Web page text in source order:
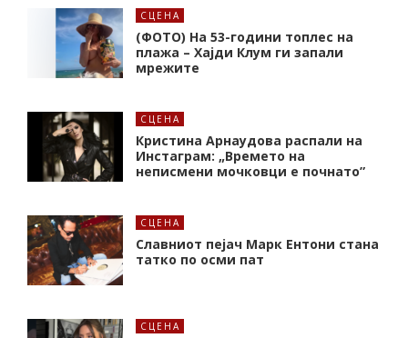
СЦЕНА
(ФОТО) На 53-години топлес на
плажа – Хајди Клум ги запали
мрежите
СЦЕНА
Кристина Арнаудова распали на
Инстаграм: „Времето на
неписмени мочковци е почнато”
СЦЕНА
Славниот пејач Марк Ентони стана
татко по осми пат
СЦЕНА